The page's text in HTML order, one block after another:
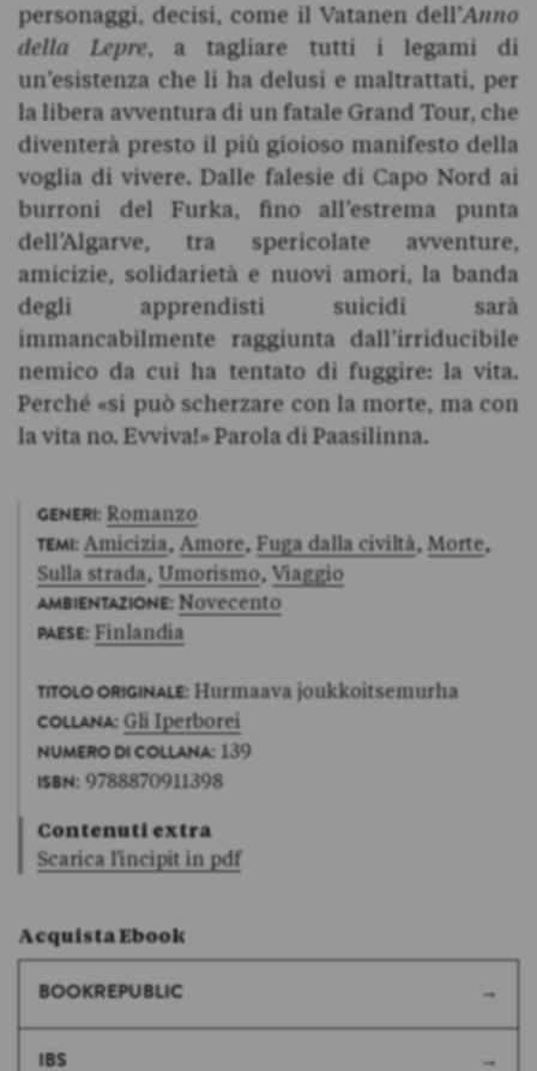
personaggi, decisi, come il Vatanen dell’Anno
della Lepre, a tagliare tutti i legami di
un’esistenza che li ha delusi e maltrattati, per
la libera avventura di un fatale Grand Tour, che
diventerà presto il più gioioso manifesto della
voglia di vivere. Dalle falesie di Capo Nord ai
burroni del Furka, fino all’estrema punta
dell’Algarve, tra spericolate avventure,
amicizie, solidarietà e nuovi amori, la banda
degli apprendisti suicidi sarà
immancabilmente raggiunta dall’irriducibile
nemico da cui ha tentato di fuggire: la vita.
Perché «si può scherzare con la morte, ma con
la vita no. Evviva!» Parola di Paasilinna.
GENERI: Romanzo
TEMI: Amicizia, Amore, Fuga dalla civiltà, Morte,
Sulla strada, Umorismo, Viaggio
AMBIENTAZIONE: Novecento
PAESE: Finlandia
TITOLO ORIGINALE: Hurmaava joukkoitsemurha
COLLANA: Gli Iperborei
NUMERO DI COLLANA: 139
ISBN: 9788870911398
Contenuti extra
Scarica l'incipit in pdf
Acquista Ebook
BOOKREPUBLIC
IBS